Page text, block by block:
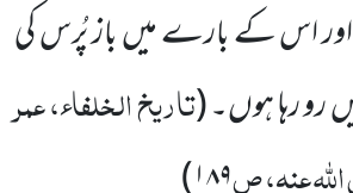
اس کے بارے میں باز پُرس کی
رو رہا ہوں۔(تاریخ الخلفاء، عمر
عنہ، ص۱۸۹)